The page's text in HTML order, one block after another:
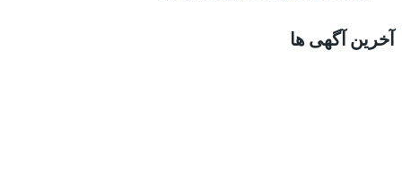
آخرین آگهی ها